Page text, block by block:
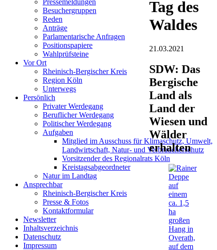
Pressemeldungen
Besuchergruppen
Reden
Anträge
Parlamentarische Anfragen
Positionspapiere
Wahlprüfsteine
Vor Ort
Rheinisch-Bergischer Kreis
Region Köln
Unterwegs
Persönlich
Privater Werdegang
Beruflicher Werdegang
Politischer Werdegang
Aufgaben
Mitglied im Ausschuss für Klimaschutz, Umwelt,
Landwirtschaft, Natur- und Verbraucherschutz
Vorsitzender des Regionalrats Köln
Kreistagsabgeordneter
Natur im Landtag
Ansprechbar
Rheinisch-Bergischer Kreis
Presse & Fotos
Kontaktformular
Newsletter
Inhaltsverzeichnis
Datenschutz
Impressum
Tag des
Waldes
21.03.2021
SDW: Das
Bergische
Land als
Land der
Wiesen und
Wälder
erhalten